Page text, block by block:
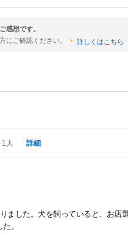
感想です。
にご確認ください。 詳しくはこちら
1人 詳細
ました。犬を飼っていると、お店
。